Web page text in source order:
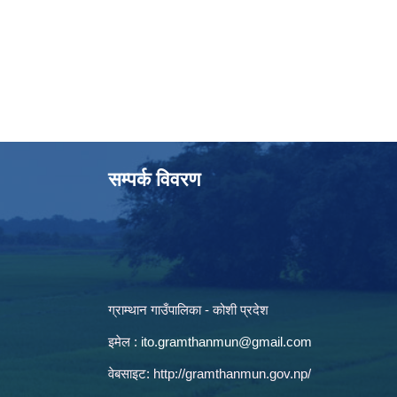
सम्पर्क विवरण
ग्राम्थान गाउँपालिका - कोशी प्रदेश
इमेल : ito.gramthanmun@gmail.com
वेबसाइट: http://gramthanmun.gov.np/